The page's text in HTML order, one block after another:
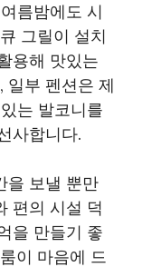
름밤에도 시
그릴이 설치
용해 맛있는
일부 펜션은 제
는 발코니를
사합니다.
을 보낼 뿐만
편의 시설 덕
을 만들기 좋
이 마음에 드